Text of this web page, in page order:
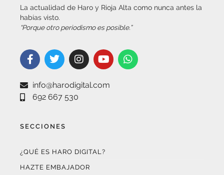
La actualidad de Haro y Rioja Alta como nunca antes la
habías visto.
“Porque otro periodismo es posible.”
info@harodigital.com
692 667 530
SECCIONES
¿QUÉ ES HARO DIGITAL?
HAZTE EMBAJADOR